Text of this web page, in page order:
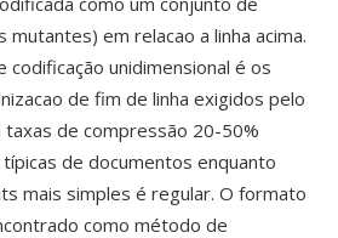
em relacao a linha acima.
codificação unidimensional é os
de fim de linha exigidos pelo
taxas de compressão 20-50%
de documentos enquanto
mais simples é regular. O formato
como método de